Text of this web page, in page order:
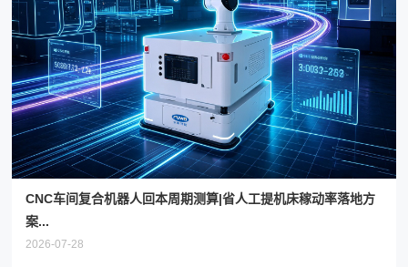
CNC车间复合机器人回本周期测算|省人工提机床稼动率落地方
案...
2026-07-28